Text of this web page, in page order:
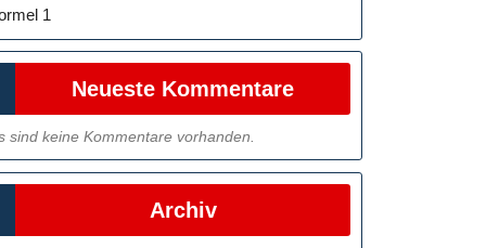
1
Neueste Kommentare
sind keine Kommentare vorhanden.
Archiv